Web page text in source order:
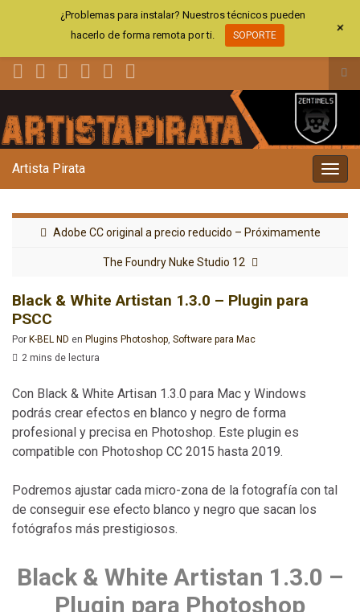
el
la
Artista Pirata
Adobe CC original a precio reducido – Próximamente
The Foundry Nuke Studio 12
Black & White Artistan 1.3.0 – Plugin para
PSCC
Por K-BEL ND en Plugins Photoshop, Software para Mac
2 mins de lectura
Con Black & White Artisan 1.3.0 para Mac y Windows
podrás crear efectos en blanco y negro de forma
profesional y precisa en Photoshop. Este plugin es
compatible con Photoshop CC 2015 hasta 2019.
Podremos ajustar cada micro-zona de la fotografía con tal
de conseguir ese efecto blanco y negro que sacan los
fotógrafos más prestigiosos.
Black & White Artistan 1.3.0 –
Plugin para Photoshop
¿Problemas para instalar? Nuestros técnicos pueden
hacerlo de forma remota por ti.
SOPORTE +